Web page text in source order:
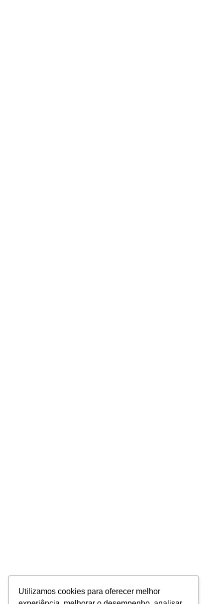
Utilizamos cookies para oferecer melhor